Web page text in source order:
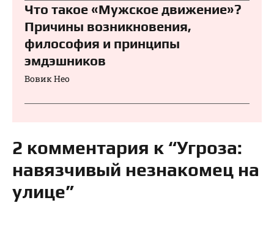
Что такое «Мужское движение»?
Причины возникновения,
философия и принципы
эмдэшников
Вовик Нео
2 комментария к “Угроза:
навязчивый незнакомец на
улице”